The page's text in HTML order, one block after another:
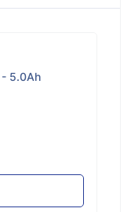
- 5.0Ah